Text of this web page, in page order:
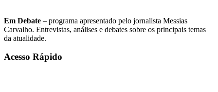
Em Debate – programa apresentado pelo jornalista Messias
Carvalho. Entrevistas, análises e debates sobre os principais temas
da atualidade.
Acesso Rápido